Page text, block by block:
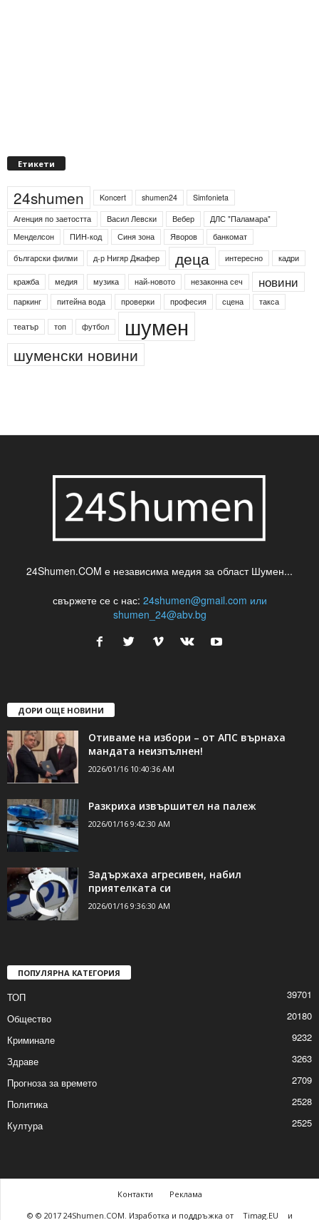
Етикети
24shumen Koncert shumen24
Simfonieta
Агенция по заетостта
Васил Левски Вебер
ДЛС "Паламара"
Менделсон
ПИН-код Синя зона Яворов
банкомат
български филми
д-р Нигяр Джафер деца интересно кадри
кражба медия музика най-новото незаконна сеч новини
паркинг питейна вода проверки професия сцена такса
театър топ футбол шумен
шуменски новини
24Shumen.COM е независима медия за област Шумен...
свържете се с нас: 24shumen@gmail.com или
shumen_24@abv.bg
ДОРИ ОЩЕ НОВИНИ
Отиваме на избори – от АПС върнаха
мандата неизпълнен!
2026/01/16 10:40:36 AM
Разкриха извършител на палеж
2026/01/16 9:42:30 AM
Задържаха агресивен, набил
приятелката си
2026/01/16 9:36:30 AM
ПОПУЛЯРНА КАТЕГОРИЯ
ТОП
39701
Общество
20180
Криминале
9232
Здраве
3263
Прогноза за времето
2709
Политика
2528
Култура
2525
Контакти
Реклама
© © 2017 24Shumen.COM. Изработка и поддръжка от
Timag.EU и